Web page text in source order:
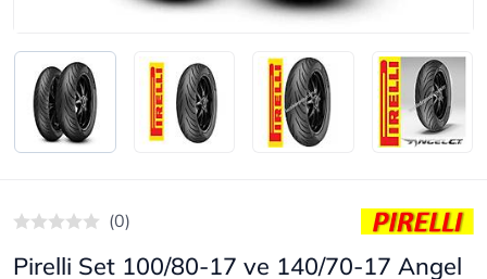
(0)
Pirelli Set 100/80-17 ve 140/70-17 Angel